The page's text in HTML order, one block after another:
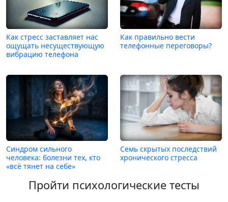
Как стресс заставляет нас
ощущать несуществующую
вибрацию телефона
Как правильно вести
телефонные переговоры?
Синдром сильного
человека: болезни тех, кто
«всё тянет на себе»
Семь скрытых последствий
хронического стресса
Пройти психологические тесты